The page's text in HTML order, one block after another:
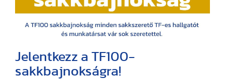
Jelentkezz a TF100-
sakkbajnokságra!